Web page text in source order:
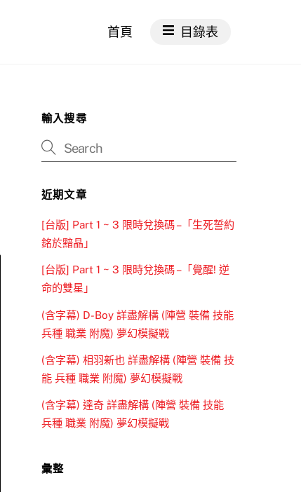
首頁 目錄表
輸入搜尋
近期文章
[台版] Part 1 ~ 3 限時兌換碼 –「生死誓約
銘於黯晶」
[台版] Part 1 ~ 3 限時兌換碼 –「覺醒! 逆
命的雙星」
(含字幕) D-Boy 詳盡解構 (陣營 裝備 技能
兵種 職業 附魔) 夢幻模擬戰
(含字幕) 相羽新也 詳盡解構 (陣營 裝備 技
能 兵種 職業 附魔) 夢幻模擬戰
(含字幕) 達奇 詳盡解構 (陣營 裝備 技能
兵種 職業 附魔) 夢幻模擬戰
彙整